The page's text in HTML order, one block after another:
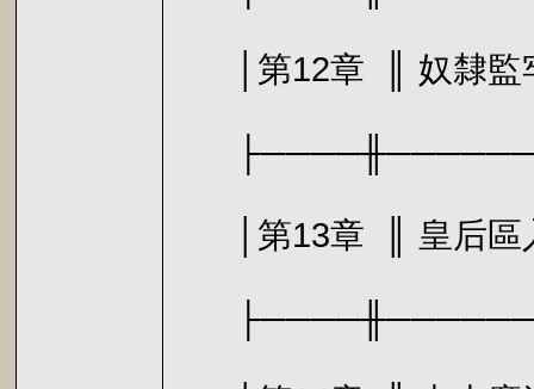
│第12章 ║ 奴隸
│第13章 ║ 皇后區